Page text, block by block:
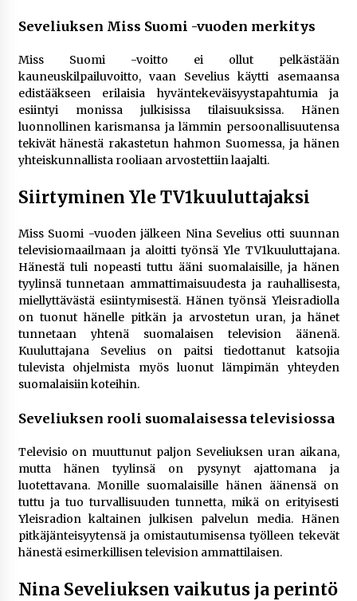
Seveliuksen Miss Suomi -vuoden merkitys
Miss Suomi -voitto ei ollut pelkästään
kauneuskilpailuvoitto, vaan Sevelius käytti asemaansa
edistääkseen erilaisia hyväntekeväisyystapahtumia ja
esiintyi monissa julkisissa tilaisuuksissa. Hänen
luonnollinen karismansa ja lämmin persoonallisuutensa
tekivät hänestä rakastetun hahmon Suomessa, ja hänen
yhteiskunnallista rooliaan arvostettiin laajalti.
Siirtyminen Yle TV1kuuluttajaksi
Miss Suomi -vuoden jälkeen Nina Sevelius otti suunnan
televisiomaailmaan ja aloitti työnsä Yle TV1kuuluttajana.
Hänestä tuli nopeasti tuttu ääni suomalaisille, ja hänen
tyylinsä tunnetaan ammattimaisuudesta ja rauhallisesta,
miellyttävästä esiintymisestä. Hänen työnsä Yleisradiolla
on tuonut hänelle pitkän ja arvostetun uran, ja hänet
tunnetaan yhtenä suomalaisen television äänenä.
Kuuluttajana Sevelius on paitsi tiedottanut katsojia
tulevista ohjelmista myös luonut lämpimän yhteyden
suomalaisiin koteihin.
Seveliuksen rooli suomalaisessa televisiossa
Televisio on muuttunut paljon Seveliuksen uran aikana,
mutta hänen tyylinsä on pysynyt ajattomana ja
luotettavana. Monille suomalaisille hänen äänensä on
tuttu ja tuo turvallisuuden tunnetta, mikä on erityisesti
Yleisradion kaltainen julkisen palvelun media. Hänen
pitkäjänteisyytensä ja omistautumisensa työlleen tekevät
hänestä esimerkillisen television ammattilaisen.
Nina Seveliuksen vaikutus ja perintö